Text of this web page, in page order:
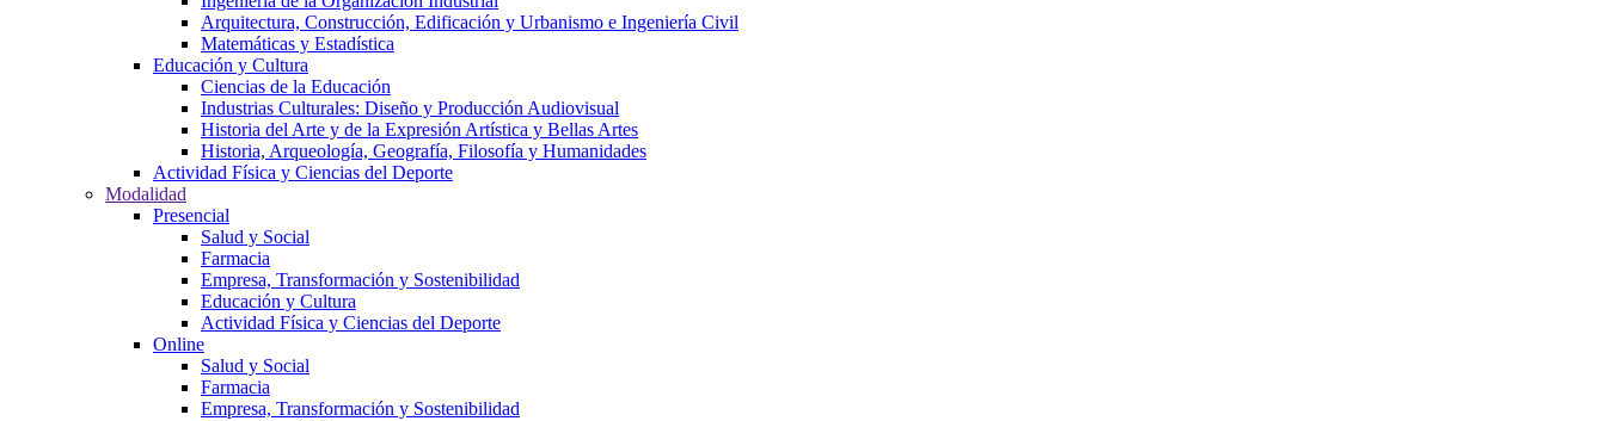
Arquitectura, Construcción, Edificación y Urbanismo e Ingeniería Civil
Matemáticas y Estadística
Educación y Cultura
Ciencias de la Educación
Industrias Culturales: Diseño y Producción Audiovisual
Historia del Arte y de la Expresión Artística y Bellas Artes
Historia, Arqueología, Geografía, Filosofía y Humanidades
Actividad Física y Ciencias del Deporte
Modalidad
Presencial
Salud y Social
Farmacia
Empresa, Transformación y Sostenibilidad
Educación y Cultura
Actividad Física y Ciencias del Deporte
Online
Salud y Social
Farmacia
Empresa, Transformación y Sostenibilidad